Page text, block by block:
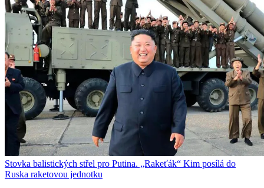
Stovka balistických střel pro Putina. „Rakeťák“ Kim posílá do
Ruska raketovou jednotku